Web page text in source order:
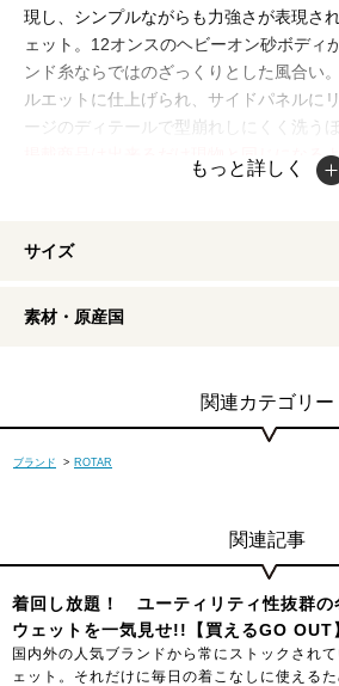
現し、シンプルながらも力強さが表現さ
ェット。12オンスのヘビーオン砂ボディ
ンド糸ならではのざっくりとした風合い
ルエットに仕上げられ、サイドパネルに
ージのディテールで型崩れしにくく洗うほ
掲載商品は出来るだけ現物と同じになる
が、若干色味が違う場合もございます。
もっと詳しく
サイズ
素材・原産国
関連カテゴリー
ブランド > ROTAR
関連記事
着回し放題！ ユーティリティ性抜群の
ウェットを一気見せ!!【買えるGO OUT
国内外の人気ブランドから常にストックされ
ェット。それだけに毎日の着こなしに使える